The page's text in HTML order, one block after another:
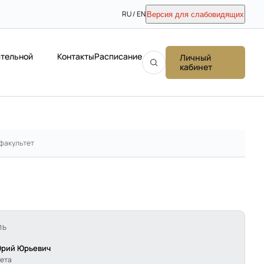
RU / EN Версия для слабовидящих
КонтактыРасписание
Личный
кабинет
Юрьевич